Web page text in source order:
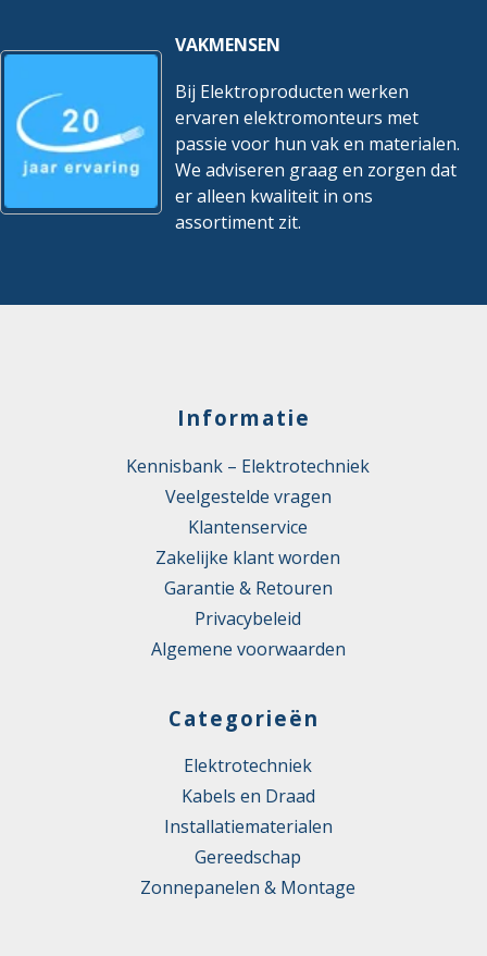
VAKMENSEN
Bij Elektroproducten werken
ervaren elektromonteurs met
passie voor hun vak en materialen.
We adviseren graag en zorgen dat
er alleen kwaliteit in ons
assortiment zit.
Informatie
Kennisbank – Elektrotechniek
Veelgestelde vragen
Klantenservice
Zakelijke klant worden
Garantie & Retouren
Privacybeleid
Algemene voorwaarden
Categorieën
Elektrotechniek
Kabels en Draad
Installatiematerialen
Gereedschap
Zonnepanelen & Montage